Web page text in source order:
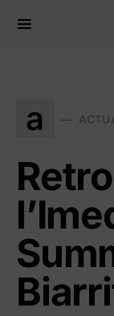
Search for:
a